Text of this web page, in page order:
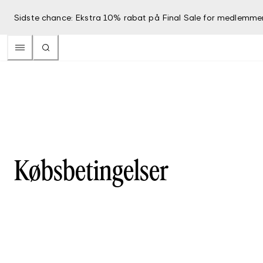
Sidste chance: Ekstra 10% rabat på Final Sale for
Købsbetingelser